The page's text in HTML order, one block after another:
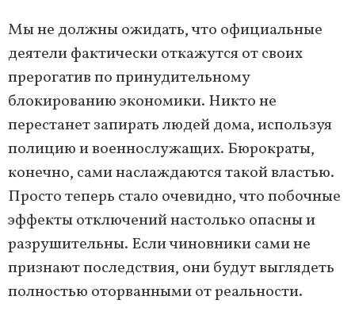
Мы не должны ожидать, что официальные
деятели фактически откажутся от своих
прерогатив по принудительному
блокированию экономики. Никто не
перестанет запирать людей дома, используя
полицию и военнослужащих. Бюрократы,
конечно, сами наслаждаются такой властью.
Просто теперь стало очевидно, что побочные
эффекты отключений настолько опасны и
разрушительны. Если чиновники сами не
признают последствия, они будут выглядеть
полностью оторванными от реальности.